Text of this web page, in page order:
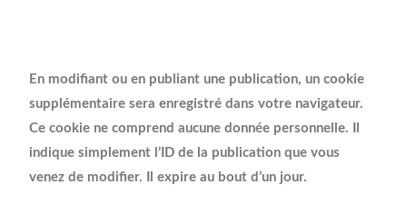
En modifiant ou en publiant une publication, un cookie
supplémentaire sera enregistré dans votre navigateur.
Ce cookie ne comprend aucune donnée personnelle. Il
indique simplement l’ID de la publication que vous
venez de modifier. Il expire au bout d’un jour.